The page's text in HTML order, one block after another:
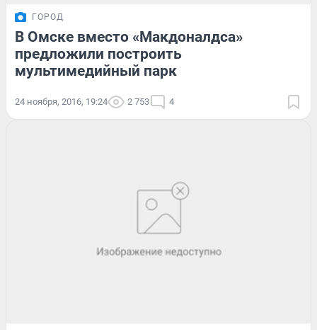
ГОРОД
В Омске вместо «Макдоналдса»
предложили построить
мультимедийный парк
24 ноября, 2016, 19:24 2 753 4